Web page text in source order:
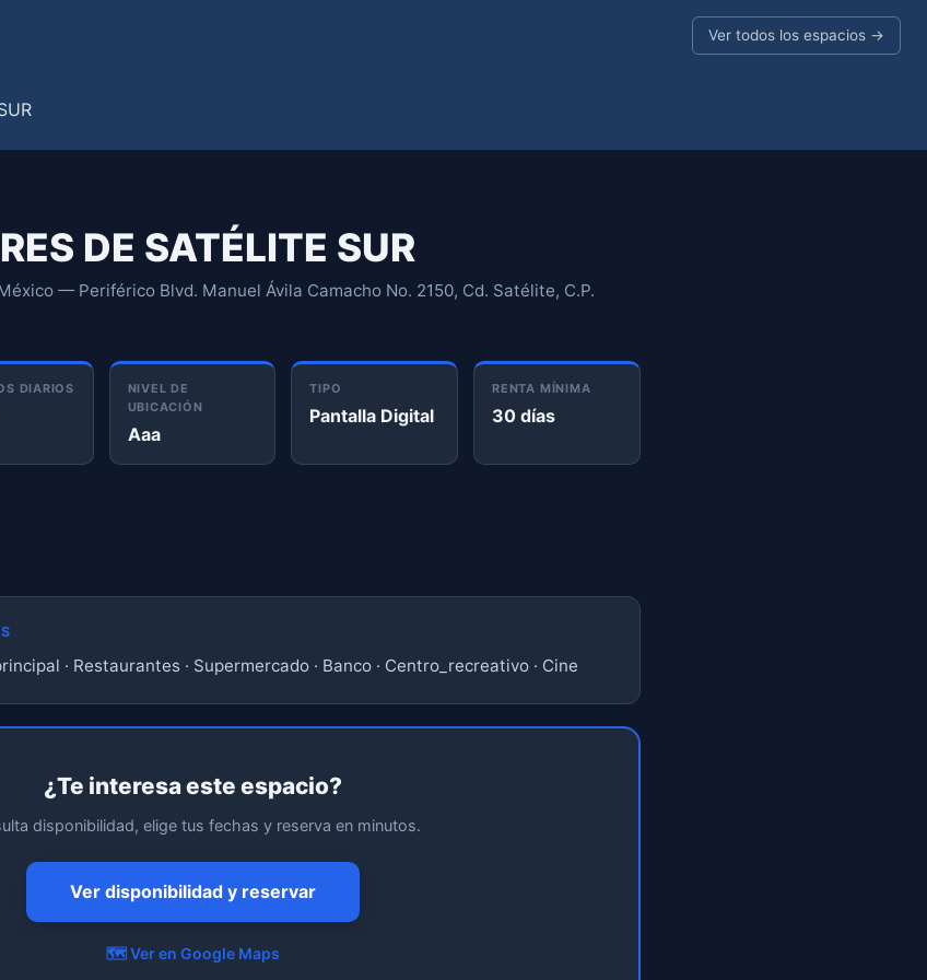
Ver todos los espacios →
DE SATÉLITE SUR
— Periférico Blvd. Manuel Ávila Camacho No. 2150, Cd. Satélite, C.P.
DIARIOS
NIVEL DE
UBICACIÓN
Aaa
TIPO
Pantalla Digital
RENTA MÍNIMA
30 días
· Restaurantes · Supermercado · Banco · Centro_recreativo · Cine
¿Te interesa este espacio?
disponibilidad, elige tus fechas y reserva en minutos.
Ver disponibilidad y reservar
🗺️ Ver en Google Maps